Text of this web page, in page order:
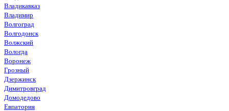
Владикавказ
Владимир
Волгоград
Волгодонск
Волжский
Вологда
Воронеж
Грозный
Дзержинск
Димитровград
Домодедово
Евпатория